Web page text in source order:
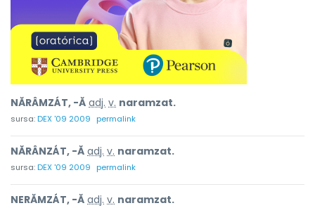
NĂRÂMZÁT, -Ă adj. v. naramzat.
sursa:DEX '09 2009 permalink
NĂRÂNZÁT, -Ă adj. v. naramzat.
sursa:DEX '09 2009 permalink
NERĂMZÁT, -Ă adj. v. naramzat.